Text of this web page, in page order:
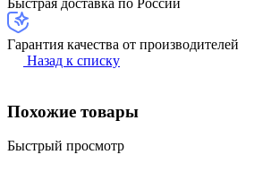
Быстрая доставка по России
Гарантия качества от производителей
Назад к списку
Похожие товары
Быстрый просмотр